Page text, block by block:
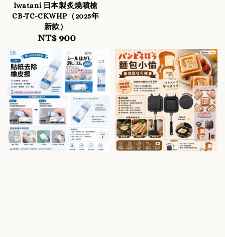
Iwatani 日本製炙燒噴槍
CB-TC-CKWHP（2025年
新款）
Regular
price
NT$ 900